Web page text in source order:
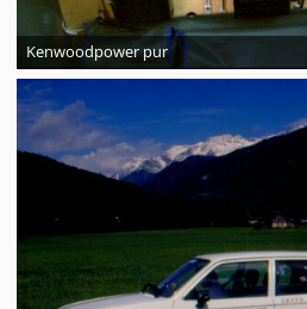
Kenwoodpower pur